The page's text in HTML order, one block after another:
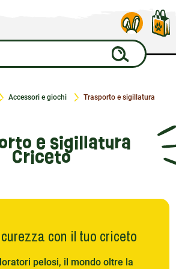
Accessori e giochi Trasporto e sigillatura
e sigillatura
Criceto
con il tuo criceto
pelosi, il mondo oltre la